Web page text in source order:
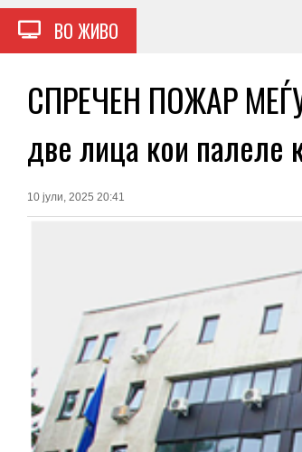
ВО ЖИВО
СПРЕЧЕН ПОЖАР
две лица кои палеле
10 јули, 2025 20:41